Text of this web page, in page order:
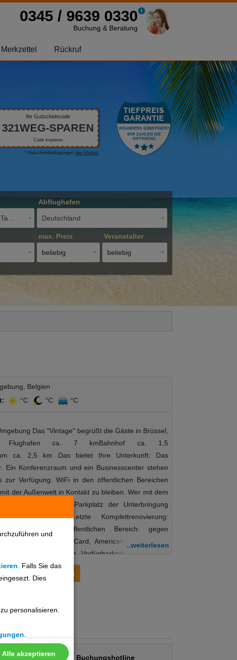
und
. Falls Sie das
Dies
personalisieren.
Alle akzeptieren
0345 / 9639 0330
Buchung & Beratung
Merkzettel Rückruf
Ihr Gutscheincode
321WEG-SPAREN
Code kopieren
* Gutscheinbedingungen hier klicken
01.09.2026 - 15.09.2026 / 7 Tage
Abflughafen
Deutschland
max. Preis
beliebig
Veranstalter
beliebig
Preisentwicklung
Belgien
°C °C °C
Das "Vintage" begrüßt die Gäste in Brüssel,
Flughafen ca. 7 kmBahnhof ca. 1,5
ca. 2,5 km Das bietet Ihre Unterkunft: Das
Ein Konferenzraum und ein Businesscenter stehen
zur Verfügung. WiFi in den öffentlichen Bereichen
der Außenwelt in Kontakt zu bleiben. Wer mit dem
kann es auf dem Parkplatz der Unterbringung
Unterkunft Letzte Komplettrenovierung:
WLAN/WiFi, im öffentlichen Bereich: gegen
Card / VISA, MasterCard, American Express, EC
Parkplatz (nach Verfügbarkeit), unbewacht:
Konferenzräume: 1Etagen: 5, Zimmer:
Essen & Trinken: Ein reichhaltiges Frühstücksbuffet
in den Tag. Essen & Trinken Ihre Unterkunft bietet
kontinental So wohnen Sie: Diverse
die Standardeinrichtung der komfortablen
Familienzimmer und Nichtraucherzimmer. So
Zustellbett, Heizung, Safe: gegen Gebühr, Internet:
..weiterlesen
Buchungshotline